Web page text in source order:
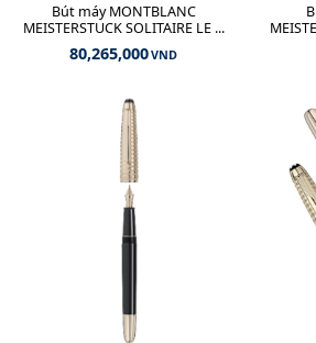
Bút máy MONTBLANC
MEISTERSTUCK SOLITAIRE LE ...
80,265,000VND